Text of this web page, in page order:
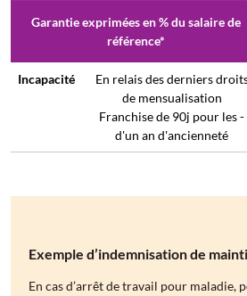
Garantie exprimées en % du salaire de
référence*
Incapacité
En relais des derniers
de mensualisation
Franchise de 90j pour les -
d'un an d'ancienneté
Exemple d’indemnisation de
En cas d’arrêt de travail pour maladie,